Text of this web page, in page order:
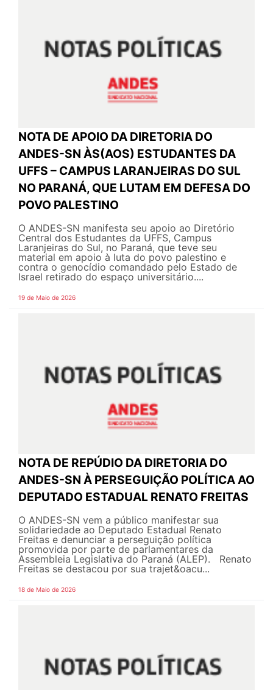
NOTA DE APOIO DA DIRETORIA DO
ANDES-SN ÀS(AOS) ESTUDANTES DA
UFFS – CAMPUS LARANJEIRAS DO SUL
NO PARANÁ, QUE LUTAM EM DEFESA DO
POVO PALESTINO
O ANDES-SN manifesta seu apoio ao Diretório
Central dos Estudantes da UFFS, Campus
Laranjeiras do Sul, no Paraná, que teve seu
material em apoio à luta do povo palestino e
contra o genocídio comandado pelo Estado de
Israel retirado do espaço universitário....
19 de Maio de 2026
NOTA DE REPÚDIO DA DIRETORIA DO
ANDES-SN À PERSEGUIÇÃO POLÍTICA AO
DEPUTADO ESTADUAL RENATO FREITAS
O ANDES-SN vem a público manifestar sua
solidariedade ao Deputado Estadual Renato
Freitas e denunciar a perseguição política
promovida por parte de parlamentares da
Assembleia Legislativa do Paraná (ALEP). Renato
Freitas se destacou por sua trajet&oacu...
18 de Maio de 2026